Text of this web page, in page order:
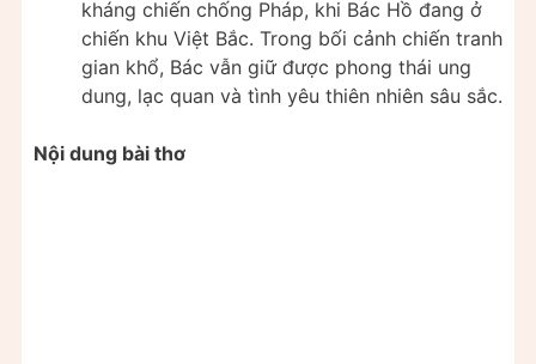
kháng chiến chống Pháp, khi Bác Hồ đang ở
chiến khu Việt Bắc. Trong bối cảnh chiến tranh
gian khổ, Bác vẫn giữ được phong thái ung
dung, lạc quan và tình yêu thiên nhiên sâu sắc.
Nội dung bài thơ